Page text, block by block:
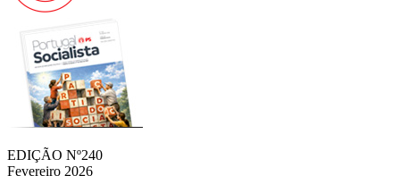
EDIÇÃO Nº240
Fevereiro 2026